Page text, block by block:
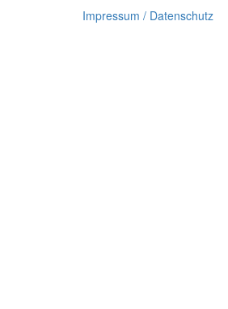
Impressum / Datenschutz